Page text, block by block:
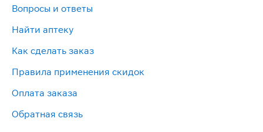
Вопросы и ответы
Найти аптеку
Как сделать заказ
Правила применения скидок
Оплата заказа
Обратная связь